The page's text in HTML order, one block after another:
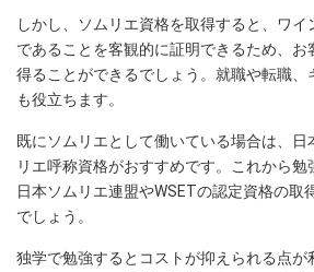
しかし、ソムリエ資格を取得すると、ワ
であることを客観的に証明できるため、お
得ることができるでしょう。就職や転職、
も役立ちます。
既にソムリエとして働いている場合は、日
リエ呼称資格がおすすめです。これから
日本ソムリエ連盟やWSETの認定資格の取
でしょう。
独学で勉強するとコストが抑えられる点が